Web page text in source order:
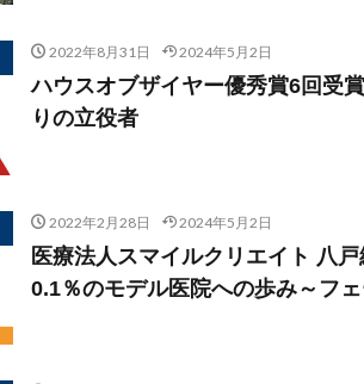
2022年8月31日 2024年5月2日
ハウスオブザイヤー優秀賞6回受
りの立役者
2022年2月28日 2024年5月2日
医療法人スマイルクリエイト 八
0.1％のモデル医院への歩み～フ